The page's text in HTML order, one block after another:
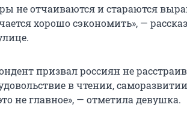
не отчаиваются и стараются
хорошо сэкономить», —
призвал россиян не
в чтении,
не главное», — отметила девушка.